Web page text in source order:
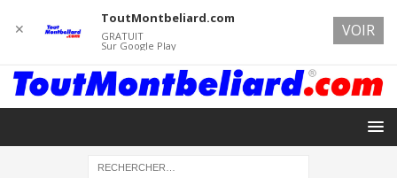
✕
ToutMontbeliard.com
GRATUIT
Sur Google Play
VOIR